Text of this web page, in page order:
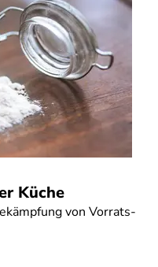
Küche
von Vorrats-